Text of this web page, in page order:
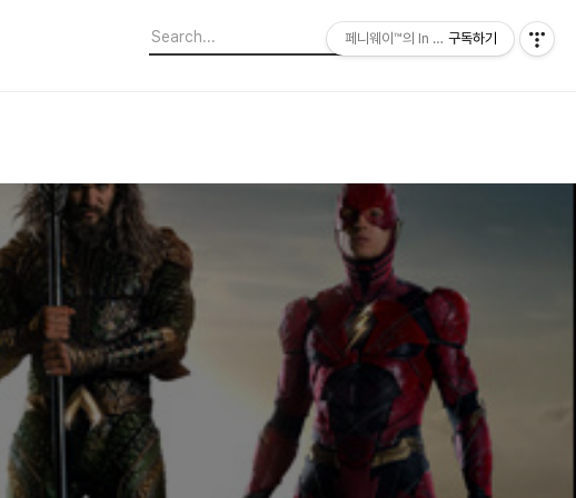
페니웨이™의 In This Film
구독하기